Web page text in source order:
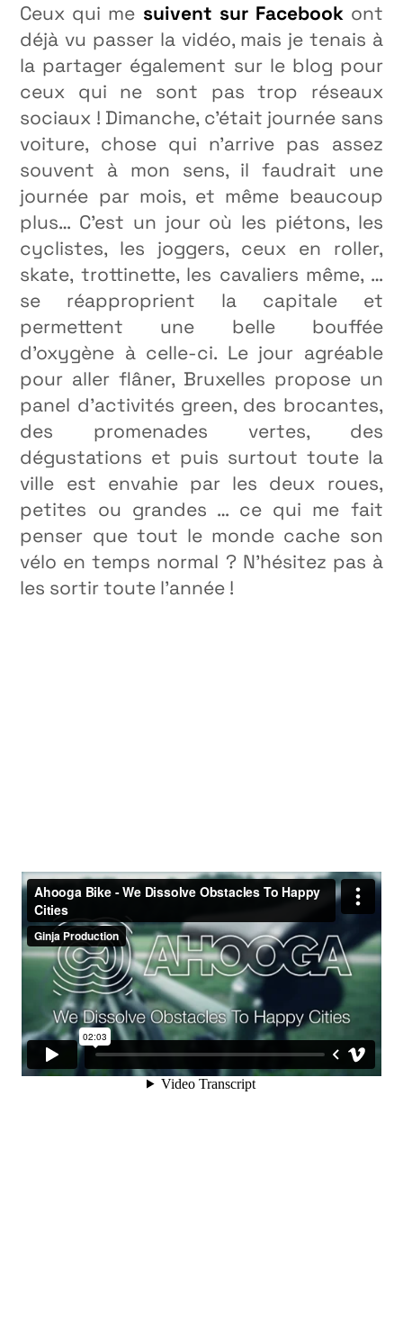
Ceux qui me suivent sur Facebookont
déjà vu passer la vidéo, mais je tenais à
la partager également sur le blog pour
ceux qui ne sont pas trop réseaux
sociaux ! Dimanche, c’était journée sans
voiture, chose qui n’arrive pas assez
souvent à mon sens, il faudrait une
journée par mois, et même beaucoup
plus… C’est un jour où les piétons, les
cyclistes, les joggers, ceux en roller,
skate, trottinette, les cavaliers même, …
se réapproprient la capitale et
permettent une belle bouffée
d’oxygène à celle-ci. Le jour agréable
pour aller flâner, Bruxelles propose un
panel d’activités green, des brocantes,
des promenades vertes, des
dégustations et puis surtout toute la
ville est envahie par les deux roues,
petites ou grandes … ce qui me fait
penser que tout le monde cache son
vélo en temps normal ? N’hésitez pas à
les sortir toute l’année !